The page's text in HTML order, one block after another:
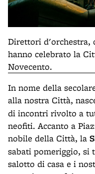
Direttori d'orchestra,
hanno celebrato la
Novecento.
In nome della
alla nostra Città,
di incontri rivolto a
neofiti. Accanto a
nobile della Città, la
sabati pomeriggio, si
salotto di casa e i